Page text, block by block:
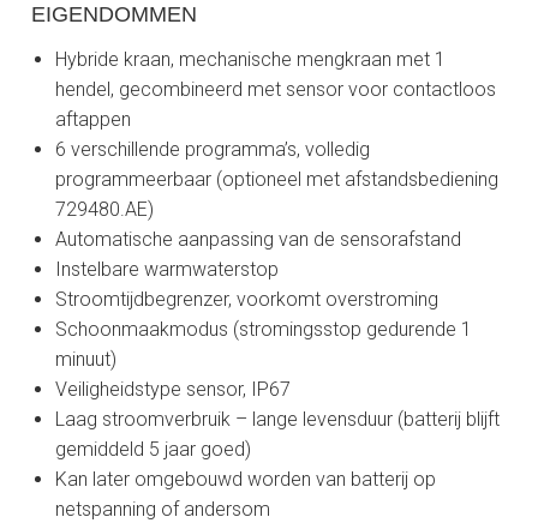
EIGENDOMMEN
Hybride kraan, mechanische mengkraan met 1
hendel, gecombineerd met sensor voor contactloos
aftappen
6 verschillende programma’s, volledig
programmeerbaar (optioneel met afstandsbediening
729480.AE)
Automatische aanpassing van de sensorafstand
Instelbare warmwaterstop
Stroomtijdbegrenzer, voorkomt overstroming
Schoonmaakmodus (stromingsstop gedurende 1
minuut)
Veiligheidstype sensor, IP67
Laag stroomverbruik – lange levensduur (batterij blijft
gemiddeld 5 jaar goed)
Kan later omgebouwd worden van batterij op
netspanning of andersom